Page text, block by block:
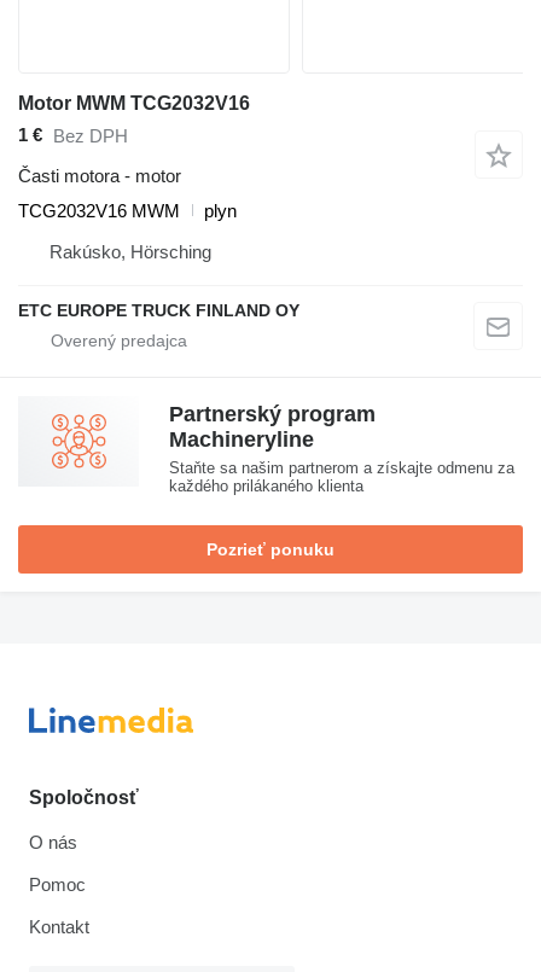
Motor MWM TCG2032V16
1 € Bez DPH
Časti motora - motor
TCG2032V16 MWM
plyn
Rakúsko, Hörsching
ETC EUROPE TRUCK FINLAND OY
Partnerský program
Machineryline
Staňte sa našim partnerom a získajte odmenu za
každého prilákaného klienta
Pozrieť ponuku
Spoločnosť
O nás
Pomoc
Kontakt